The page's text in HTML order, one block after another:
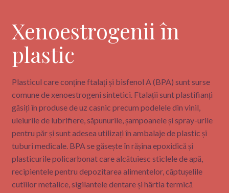
Xenoestrogenii în
plastic
Plasticul care conține ftalați și bisfenol A (BPA) sunt surse
comune de xenoestrogeni sintetici. Ftalații sunt plastifianți
găsiți în produse de uz casnic precum podelele din vinil,
uleiurile de lubrifiere, săpunurile, șampoanele și spray-urile
pentru păr și sunt adesea utilizați în ambalaje de plastic și
tuburi medicale. BPA se găsește în rășina epoxidică și
plasticurile policarbonat care alcătuiesc sticlele de apă,
recipientele pentru depozitarea alimentelor, căptușelile
cutiilor metalice, sigilantele dentare și hârtia termică